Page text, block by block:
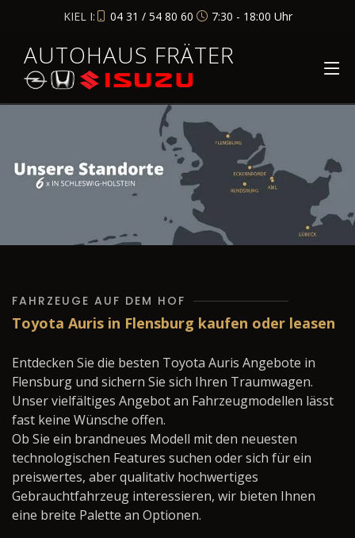
KIEL I: 04 31 / 54 80 60 7:30 - 18:00 Uhr
AUTOHAUS FRÄTER
FAHRZEUGE AUF DEM HOF
Toyota Auris in Flensburg kaufen oder leasen
Entdecken Sie die besten Toyota Auris Angebote in
Flensburg und sichern Sie sich Ihren Traumwagen.
Unser vielfältiges Angebot an Fahrzeugmodellen lässt
fast keine Wünsche offen.
Ob Sie ein brandneues Modell mit den neuesten
technologischen Features suchen oder sich für ein
preiswertes, aber qualitativ hochwertiges
Gebrauchtfahrzeug interessieren, wir bieten Ihnen
eine breite Palette an Optionen.